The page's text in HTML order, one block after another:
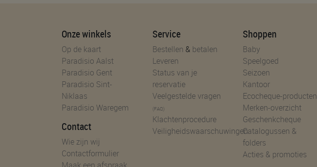
Onze winkels
Op de kaart
Paradisio Aalst
Paradisio Gent
Paradisio Sint-
Niklaas
Paradisio Waregem
Contact
Wie zijn wij
Contactformulier
Service
Bestellen & betalen
Leveren
Status van je
reservatie
Veelgestelde vragen
(FAQ)
Klachtenprocedure
Veiligheidswaarschuwingen
Shoppen
Baby
Speelgoed
Seizoen
Kantoor
Ecocheque-producten
Merken-overzicht
Geschenkcheque
Catalogussen &
folders
Acties & promoties